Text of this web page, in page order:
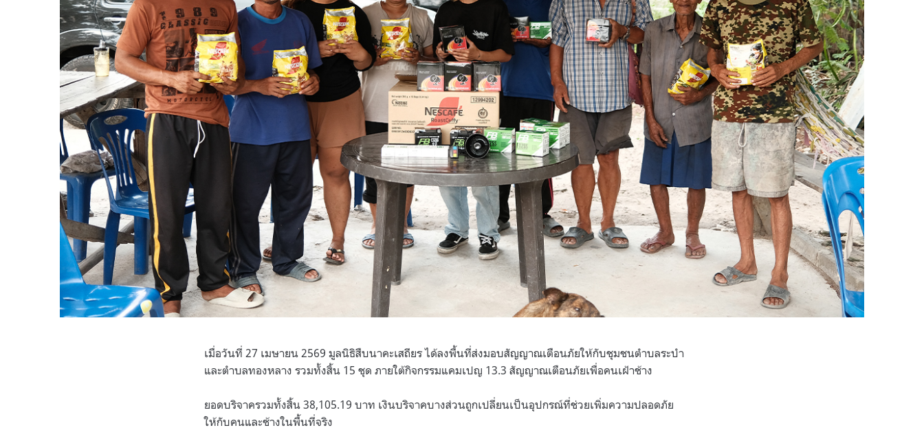
เมื่อวันที่ 27 เมษายน 2569 มูลนิธิสืบนาคะเสถียร ได้ลงพื้นที่ส่งมอบสัญญาณเตือนภัยให้กับชุมชนตำบลระบำ
และตำบลทองหลาง รวมทั้งสิ้น 15 ชุด ภายใต้กิจกรรมแคมเปญ 13.3 สัญญาณเตือนภัยเพื่อคนเฝ้าช้าง
ยอดบริจาครวมทั้งสิ้น 38,105.19 บาท เงินบริจาคบางส่วนถูกเปลี่ยนเป็นอุปกรณ์ที่ช่วยเพิ่มความปลอดภัย
ให้กับคนและช้างในพื้นที่จริง